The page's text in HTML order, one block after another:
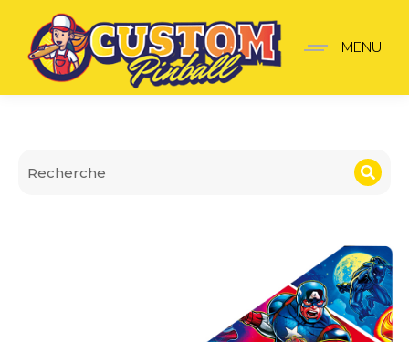
Insider pro Avengers
MENU